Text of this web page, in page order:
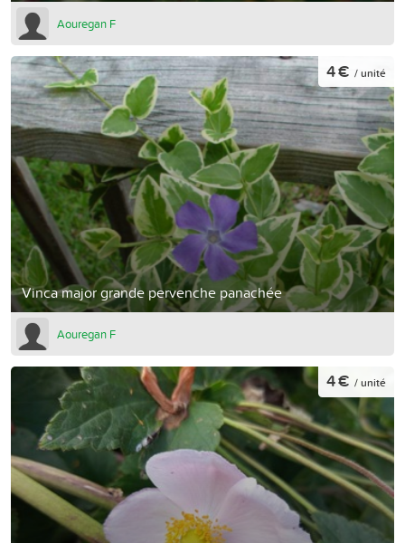
Aouregan F
Vinca major grande pervenche panachée
4 € / unité
Aouregan F
4 € / unité